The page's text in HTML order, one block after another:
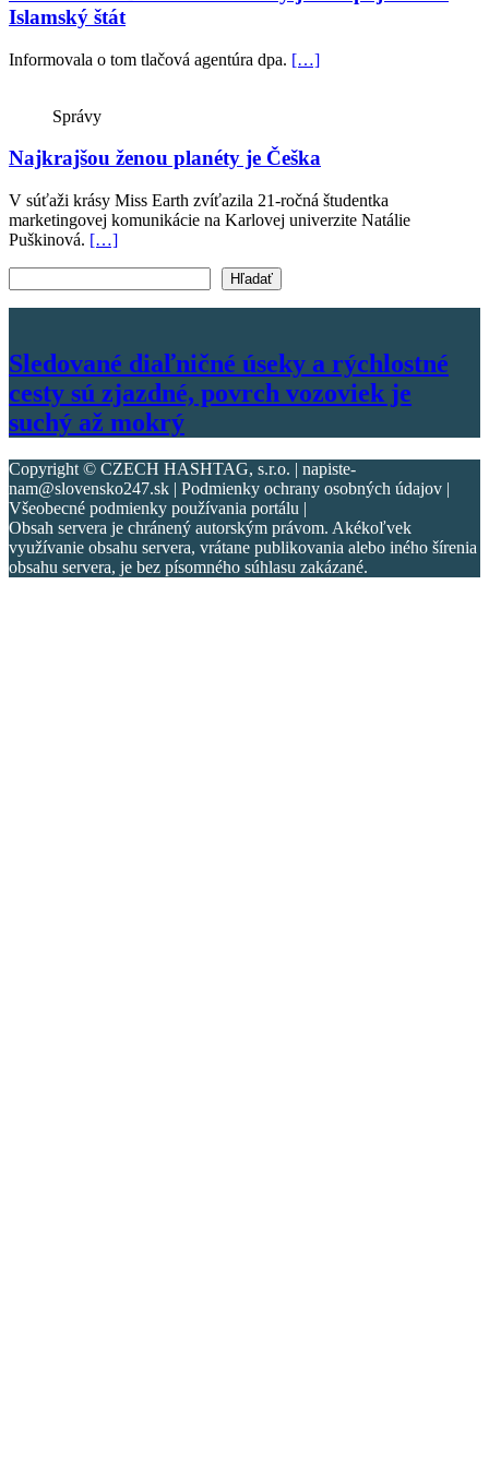
Islamský štát
Informovala o tom tlačová agentúra dpa. […]
Správy
Najkrajšou ženou planéty je Češka
V súťaži krásy Miss Earth zvíťazila 21-ročná študentka
marketingovej komunikácie na Karlovej univerzite Natálie
Puškinová. […]
Hľadať
Sledované diaľničné úseky a rýchlostné
cesty sú zjazdné, povrch vozoviek je
suchý až mokrý
Copyright © CZECH HASHTAG, s.r.o. | napiste-
nam@slovensko247.sk | Podmienky ochrany osobných údajov |
Všeobecné podmienky používania portálu |
Obsah servera je chránený autorským právom. Akékoľvek
využívanie obsahu servera, vrátane publikovania alebo iného šírenia
obsahu servera, je bez písomného súhlasu zakázané.